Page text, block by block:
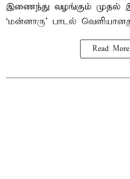
இணைந்து வழங்கும் முதல்
‘மன்னாரு’ பாடல்
Read More